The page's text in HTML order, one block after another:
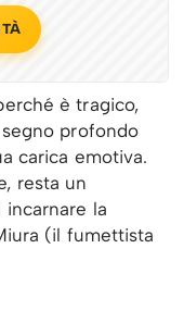
è tragico,
profondo
carica emotiva.
resta un
la
(il fumettista